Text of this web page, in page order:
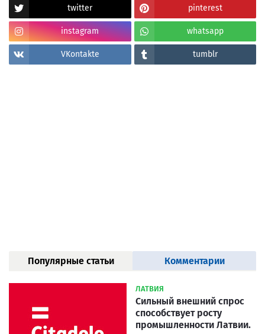
twitter pinterest
instagram whatsapp
VKontakte tumblr
Популярные статьи Комментарии
ЛАТВИЯ
Сильный внешний спрос
способствует росту
промышленности Латвии.